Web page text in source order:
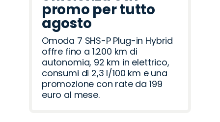
promo per tutto
agosto
Omoda 7 SHS-P Plug-in Hybrid
offre fino a 1.200 km di
autonomia, 92 km in elettrico,
consumi di 2,3 l/100 km e una
promozione con rate da 199
euro al mese.